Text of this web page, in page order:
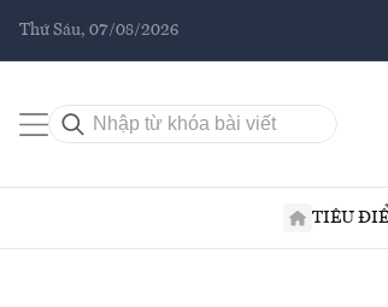
Thứ Sáu, 07/08/2026
TIÊU